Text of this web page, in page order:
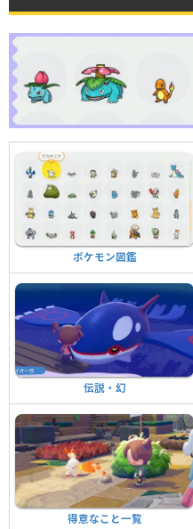
ポケモン図鑑
伝説・幻
得意なこと一覧